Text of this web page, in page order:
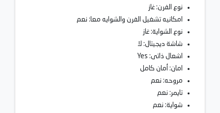
نوع الفرن: غاز
امكانيه تشغيل الفرن والشوايه معا: نعم
نوع الشواية: غاز
شاشة ديجيتال: لا
اشعال ذاتى: Yes
امان: أمان كامل
مروحه: نعم
تايمر: نعم
شواية: نعم